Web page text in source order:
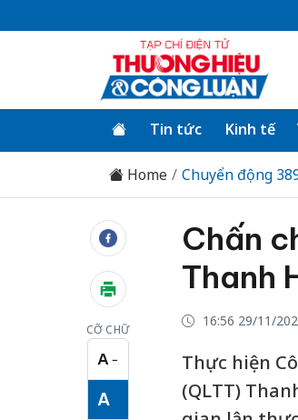
Tin tức Kinh tế
Home Chuyển động
CỠ CHỮ
A −
Cỡ chữ nhỏ
A
Cỡ chữ vừa
Chấn
Thanh
16:56 29/11/
Thực hiện
(QLTT)